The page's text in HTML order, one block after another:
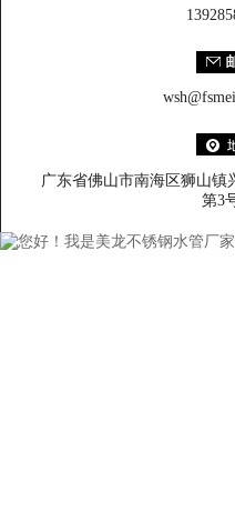
广东省佛山市南海区狮山镇
第3